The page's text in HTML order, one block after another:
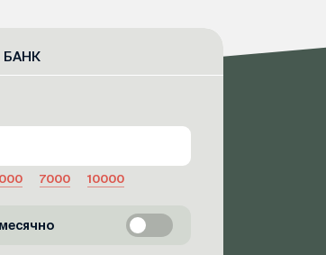
БАНК
7000 10000